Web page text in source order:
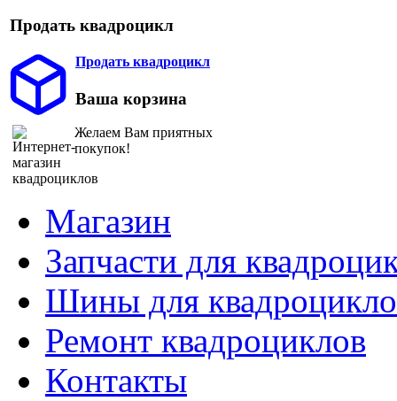
Продать квадроцикл
Продать квадроцикл
Ваша корзина
Желаем Вам приятных
покупок!
Магазин
Запчасти для
Шины для
Ремонт квадроциклов
Контакты